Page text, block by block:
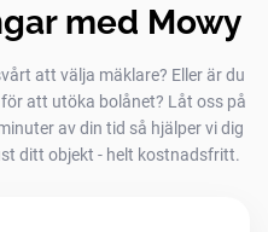
med Mowy
att välja mäklare? Eller är du
att utöka bolånet? Låt oss på
av din tid så hjälper vi dig
ditt objekt - helt kostnadsfritt.